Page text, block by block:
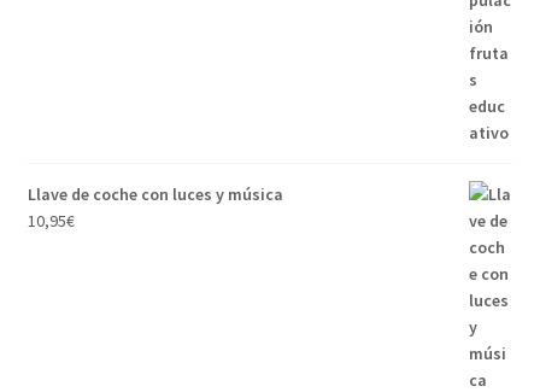
Llave de coche con luces y música
10,95€